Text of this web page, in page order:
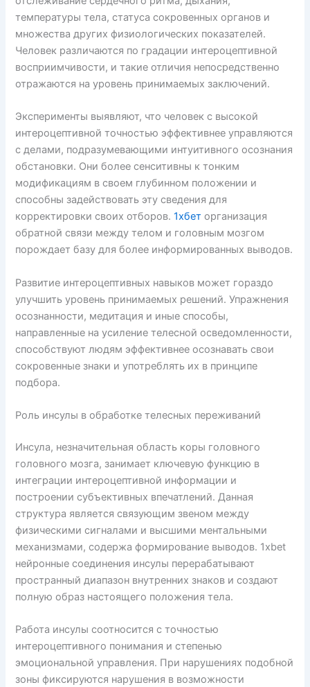
температуры тела, статуса сокровенных органов и
множества других физиологических показателей.
Человек различаются по градации интероцептивной
восприимчивости, и такие отличия непосредственно
отражаются на уровень принимаемых заключений.
Эксперименты выявляют, что человек с высокой
интероцептивной точностью эффективнее управляются
с делами, подразумевающими интуитивного осознания
обстановки. Они более сенситивны к тонким
модификациям в своем глубинном положении и
способны задействовать эту сведения для
корректировки своих отборов.1хбет организация
обратной связи между телом и головным мозгом
порождает базу для более информированных выводов.
Развитие интероцептивных навыков может гораздо
улучшить уровень принимаемых решений. Упражнения
осознанности, медитация и иные способы,
направленные на усиление телесной осведомленности,
способствуют людям эффективнее осознавать свои
сокровенные знаки и употреблять их в принципе
подбора.
Роль инсулы в обработке телесных переживаний
Инсула, незначительная область коры головного
головного мозга, занимает ключевую функцию в
интеграции интероцептивной информации и
построении субъективных впечатлений. Данная
структура является связующим звеном между
физическими сигналами и высшими ментальными
механизмами, содержа формирование выводов. 1xbet
нейронные соединения инсулы перерабатывают
пространный диапазон внутренних знаков и создают
полную образ настоящего положения тела.
Работа инсулы соотносится с точностью
интероцептивного понимания и степенью
эмоциональной управления. При нарушениях подобной
зоны фиксируются нарушения в возможности